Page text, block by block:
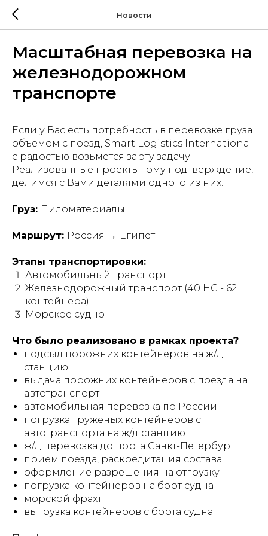
Новости
Масштабная перевозка на
железнодорожном
транспорте
Если у Вас есть потребность в перевозке груза
объемом с поезд, Smart Logistics International
с радостью возьмется за эту задачу.
Реализованные проекты тому подтверждение,
делимся с Вами деталями одного из них.
Груз: Пиломатериалы
Маршрут: Россия → Египет
Этапы транспортировки:
Автомобильный транспорт
Железнодорожный транспорт (40 НС - 62
контейнера)
Морское судно
Что было реализовано в рамках проекта?
подсыл порожних контейнеров на ж/д
станцию
выдача порожних контейнеров с поезда на
автотранспорт
автомобильная перевозка по России
погрузка груженых контейнеров с
автотранспорта на ж/д станцию
ж/д перевозка до порта Санкт-Петербург
прием поезда, раскредитация состава
оформление разрешения на отгрузку
погрузка контейнеров на борт судна
морской фрахт
выгрузка контейнеров с борта судна